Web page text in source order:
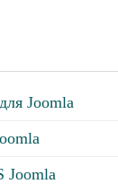
Joomla
Joomla